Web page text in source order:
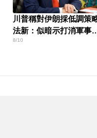
川普稱對伊朗採低調策
法新：似暗示打消軍事
擊
8/10